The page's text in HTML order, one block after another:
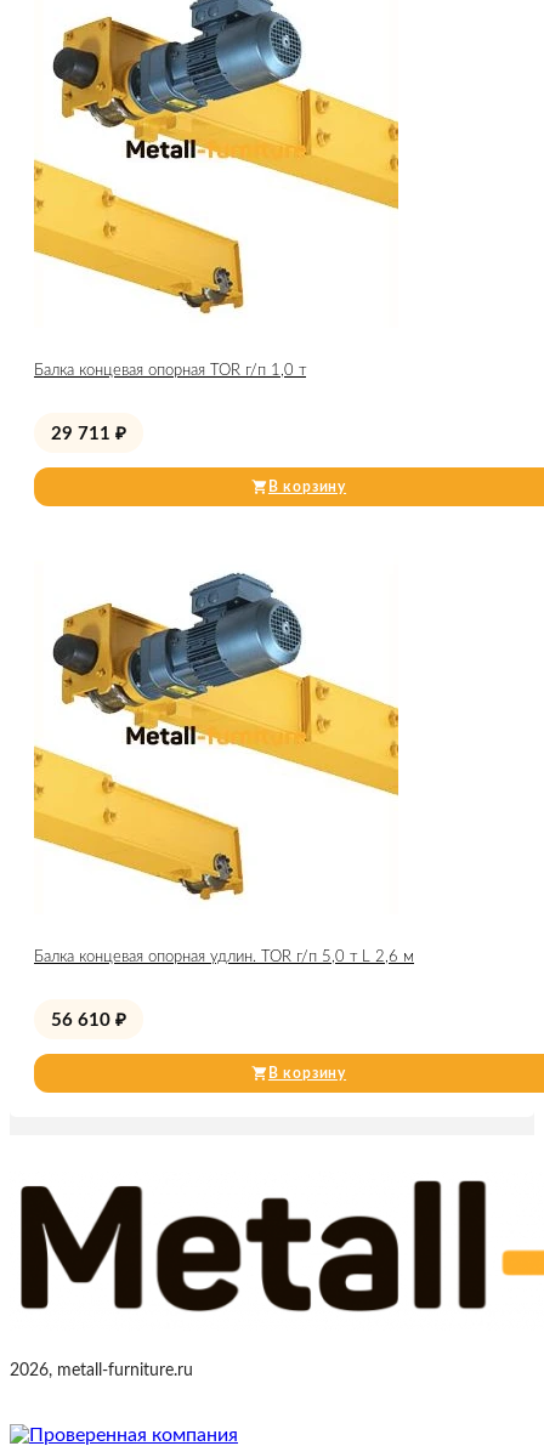
Балка концевая опорная TOR г/п 1,0 т
29 711 ₽
В корзину
Балка концевая опорная удлин. TOR г/п 5,0 т L 2,6 м
56 610 ₽
В корзину
2026, metall-furniture.ru